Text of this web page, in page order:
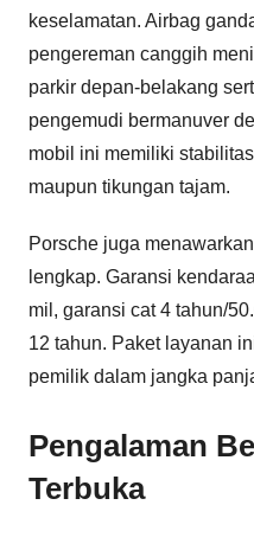
keselamatan. Airbag
pengereman canggih
parkir depan-belakang
pengemudi bermanuver
mobil ini memiliki
maupun tikungan tajam.
Porsche juga
lengkap. Garansi
mil, garansi cat 4 tahun/
12 tahun. Paket layanan
pemilik dalam jangka
Pengalaman
Terbuka